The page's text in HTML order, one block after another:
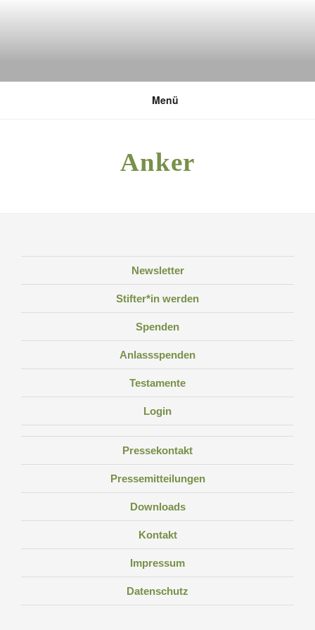
DEUTSCHE UMWELTSTIFTUNG
Menü
Anker
Newsletter
Stifter*in werden
Spenden
Anlassspenden
Testamente
Login
Pressekontakt
Pressemitteilungen
Downloads
Kontakt
Impressum
Datenschutz